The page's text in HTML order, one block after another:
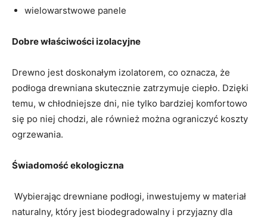
wielowarstwowe panele
Dobre właściwości⁤ izolacyjne
⁣Drewno‍ jest doskonałym ⁢izolatorem, co⁣ oznacza, że
podłoga drewniana skutecznie zatrzymuje ciepło. Dzięki‍
temu, w chłodniejsze​ dni, nie tylko bardziej ​komfortowo
się po niej chodzi, ale również można‌ ograniczyć ‍koszty
ogrzewania.
Świadomość ekologiczna
​ Wybierając ⁤drewniane podłogi, inwestujemy w materiał⁤
naturalny, który jest⁢ biodegradowalny i przyjazny dla